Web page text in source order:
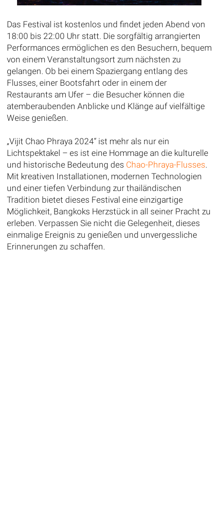
Das Festival ist kostenlos und findet jeden Abend von
18:00 bis 22:00 Uhr statt. Die sorgfältig arrangierten
Performances ermöglichen es den Besuchern, bequem
von einem Veranstaltungsort zum nächsten zu
gelangen. Ob bei einem Spaziergang entlang des
Flusses, einer Bootsfahrt oder in einem der
Restaurants am Ufer – die Besucher können die
atemberaubenden Anblicke und Klänge auf vielfältige
Weise genießen.
„Vijit Chao Phraya 2024“ ist mehr als nur ein
Lichtspektakel – es ist eine Hommage an die kulturelle
und historische Bedeutung des Chao-Phraya-Flusses.
Mit kreativen Installationen, modernen Technologien
und einer tiefen Verbindung zur thailändischen
Tradition bietet dieses Festival eine einzigartige
Möglichkeit, Bangkoks Herzstück in all seiner Pracht zu
erleben. Verpassen Sie nicht die Gelegenheit, dieses
einmalige Ereignis zu genießen und unvergessliche
Erinnerungen zu schaffen.